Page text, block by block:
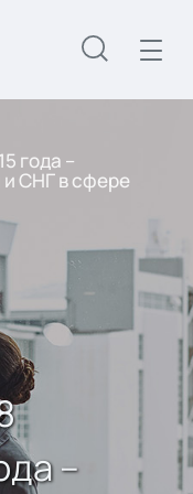
года –
СНГ в сфере
–